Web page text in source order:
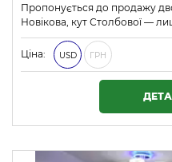
Пропонується до продажу
Новікова, кут Столбової —
Ціна: USD ГРН